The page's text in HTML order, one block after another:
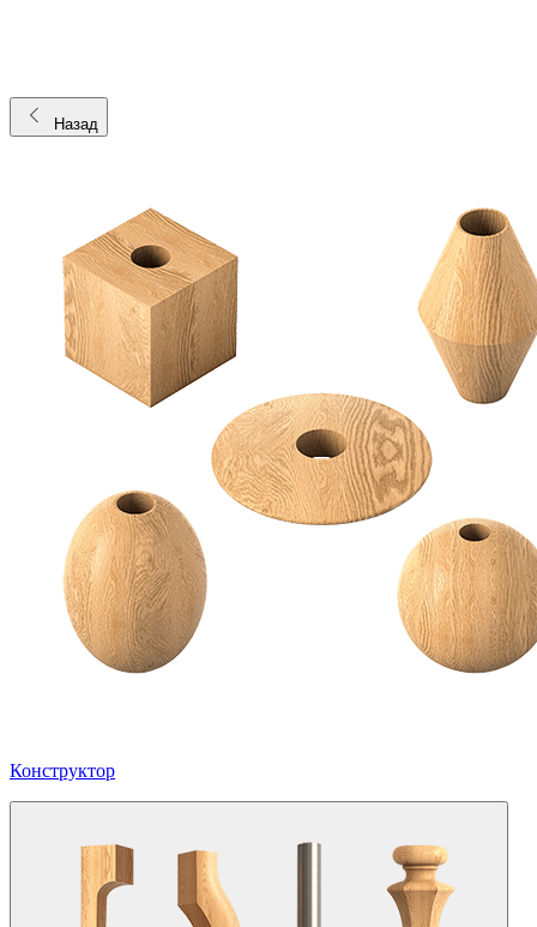
Назад
Конструктор